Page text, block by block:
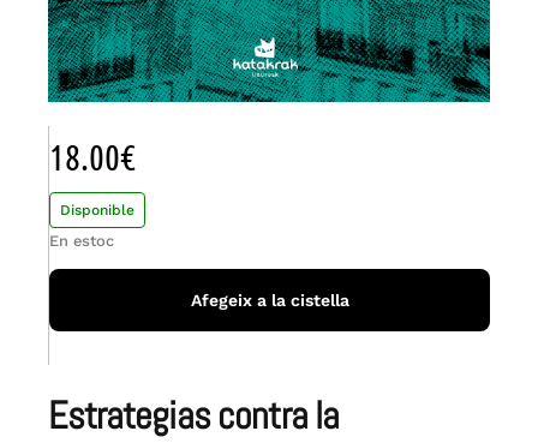
estrategias contra la
18.00€
Disponible
En estoc
Afegeix a la cistella